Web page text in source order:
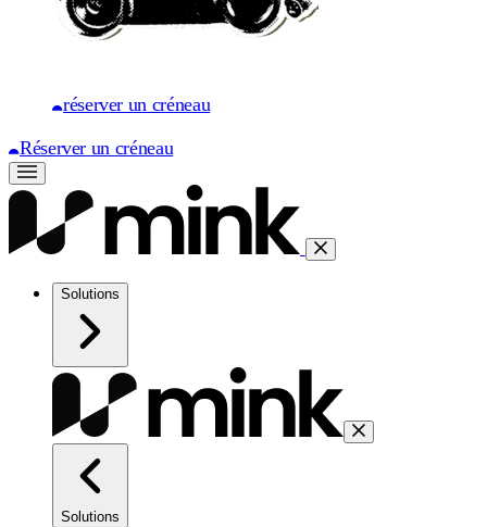
réserver un créneau
Réserver un créneau
Solutions
Solutions